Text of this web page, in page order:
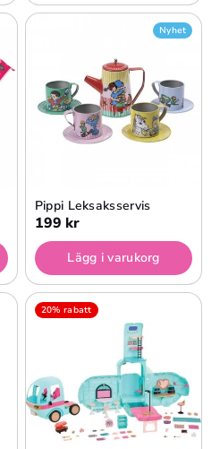
Nyhet
Pippi Leksaksservis
199 kr
Lägg i varukorg
20% rabatt